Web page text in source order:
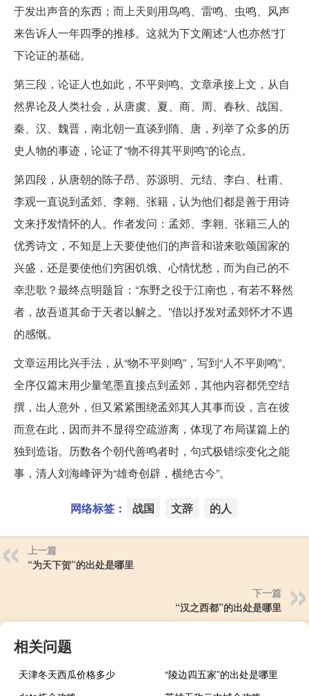
于发出声音的东西；而上天则用鸟鸣、雷鸣、虫鸣、风声
来告诉人一年四季的推移。这就为下文阐述“人也亦然”打
下论证的基础。
第三段，论证人也如此，不平则鸣。文章承接上文，从自
然界论及人类社会，从唐虞、夏、商、周、春秋、战国、
秦、汉、魏晋，南北朝一直谈到隋、唐，列举了众多的历
史人物的事迹，论证了“物不得其平则鸣”的论点。
第四段，从唐朝的陈子昂、苏源明、元结、李白、杜甫、
李观一直说到孟郊、李翱、张籍，认为他们都是善于用诗
文来抒发情怀的人。作者发问：孟郊、李翱、张籍三人的
优秀诗文，不知是上天要使他们的声音和谐来歌颂国家的
兴盛，还是要使他们穷困饥饿、心情忧愁，而为自己的不
幸悲歌？最终点明题旨：“东野之役于江南也，有若不释然
者，故吾道其命于天者以解之。”借以抒发对孟郊怀才不遇
的感慨。
文章运用比兴手法，从“物不平则鸣”，写到“人不平则鸣”。
全序仅篇末用少量笔墨直接点到孟郊，其他内容都凭空结
撰，出人意外，但又紧紧围绕孟郊其人其事而设，言在彼
而意在此，因而并不显得空疏游离，体现了布局谋篇上的
独到造诣。历数各个朝代善鸣者时，句式极错综变化之能
事，清人刘海峰评为“雄奇创辟，横绝古今”。
网络标签： 战国 文辞 的人
上一篇
“为天下贺”的出处是哪里
下一篇
“汉之西都”的出处是哪里
相关问题
天津冬天西瓜价格多少
“陵边四五家”的出处是哪里